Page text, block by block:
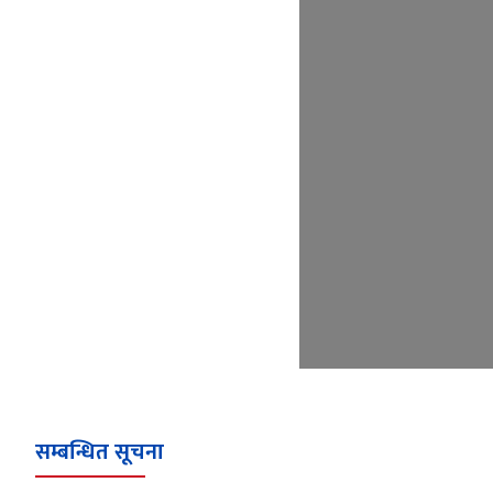
सम्बन्धित सूचना